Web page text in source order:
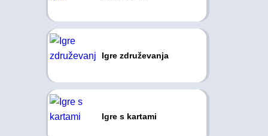
Igre združevanja
Igre s kartami